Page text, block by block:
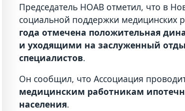
Председатель НОАВ отметил, что в
социальной поддержки медицинских
года отмечена положительная
и уходящими на заслуженный
специалистов.
Он сообщил, что Ассоциация
медицинским работникам
населения.